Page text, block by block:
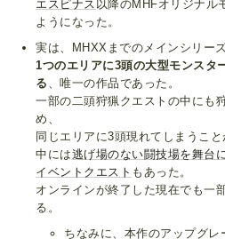
エスピナス 以降のMHFオリジナル
ようになった。
実は、MHXXまでのメインシリー
1つのエリアに3頭の大型モンスタ
る
、唯一の作品であった。
一部の二頭狩猟クエストの中にも
め、
同じエリアに3頭現れてしまうこと
中には逃げ場のない闘技場を舞台
イベントクエスト もあった。
オンラインが終了した現在でも一
る。
ちなみに、本作のアップグ